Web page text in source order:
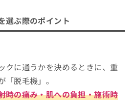
選ぶ際のポイント
クに通うかを決めるときに、重
脱毛機」。
時の痛み・肌への負担・施術時